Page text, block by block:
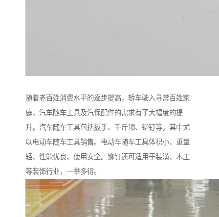
随着老百姓消费水平的逐步提高，轿车驶入寻常百姓家
庭，汽车随车工具及汽保配件的需求有了大幅度的提
升。汽车随车工具包括扳手、千斤顶、铆钉等，其中尤
以电动车随车工具销售。电动车随车工具体积小、重量
轻、性能优良、使用安全。铆钉还可适用于装潢、木工
等装饰行业，一举多得。